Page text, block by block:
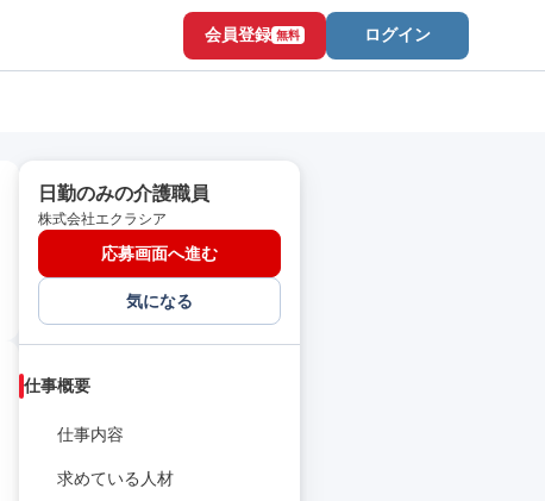
会員登録 無料 ログイン
日勤のみの介護職員
株式会社エクラシア
応募画面へ進む
気になる
仕事概要
仕事内容
求めている人材